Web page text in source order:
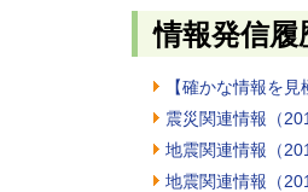
情報発信履
【確かな情報を
震災関連情報（
地震関連情報（
地震関連情報（